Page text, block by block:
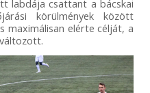
labdája csattant a bácskai
körülmények között
maximálisan elérte célját, a